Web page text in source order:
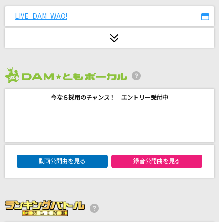
残酷な天使のテーゼ
[生音]クリスマスソング
[生音]星影のエール
秋川雅史
LIVE DAM WAO!
今なら採用のチャンス！ エントリー受付中
DAM★ともボーカルエントリーランキング
動画公開曲を見る
録音公開曲を見る